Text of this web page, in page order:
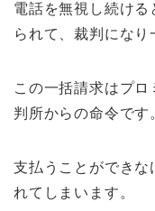
電話を無視し続ける
られて、裁判になり
この一括請求はプ
判所からの命令です
支払うことができな
れてしまいます。